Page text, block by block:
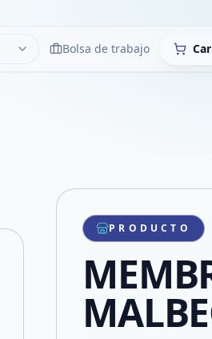
LimpiarBolsa de trabajo
Compartir producto
Compartir por WhatsApp
Compartir por mail
Compartir en Facebook
Compartir en X
PRODUCTO